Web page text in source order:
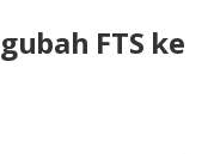
FTS ke